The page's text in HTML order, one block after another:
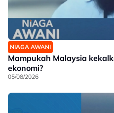
NIAGA AWANI
Mampukah Malaysia
ekonomi?
05/08/2026